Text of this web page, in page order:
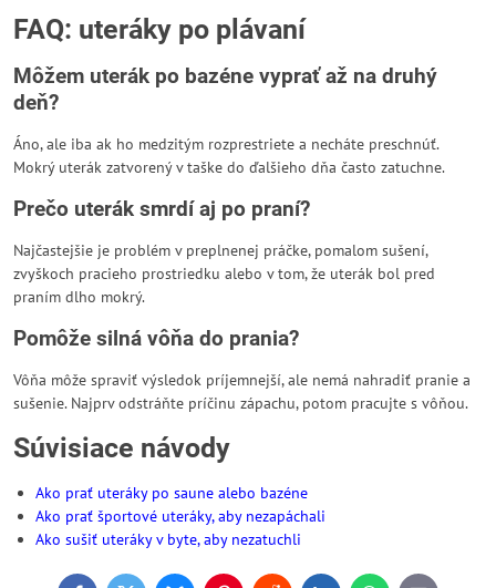
FAQ: uteráky po plávaní
Môžem uterák po bazéne vyprať až na druhý
deň?
Áno, ale iba ak ho medzitým rozprestriete a necháte preschnúť.
Mokrý uterák zatvorený v taške do ďalšieho dňa často zatuchne.
Prečo uterák smrdí aj po praní?
Najčastejšie je problém v preplnenej práčke, pomalom sušení,
zvyškoch pracieho prostriedku alebo v tom, že uterák bol pred
praním dlho mokrý.
Pomôže silná vôňa do prania?
Vôňa môže spraviť výsledok príjemnejší, ale nemá nahradiť pranie a
sušenie. Najprv odstráňte príčinu zápachu, potom pracujte s vôňou.
Súvisiace návody
Ako prať uteráky po saune alebo bazéne
Ako prať športové uteráky, aby nezapáchali
Ako sušiť uteráky v byte, aby nezatuchli